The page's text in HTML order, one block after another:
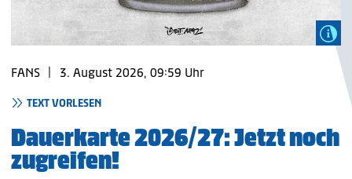
FANS 3. August 2026, 09:59 Uhr
TEXT VORLESEN
Dauerkarte 2026/27: Jetzt noch
zugreifen!